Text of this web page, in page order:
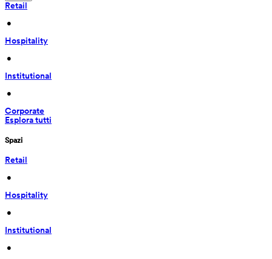
Retail
•
Hospitality
•
Institutional
•
Corporate
Esplora tutti
Spazi
Retail
•
Hospitality
•
Institutional
•